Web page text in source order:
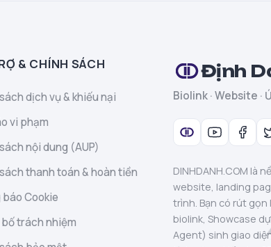
& CHÍNH SÁCH
dịch vụ & khiếu nại
vi phạm
nội dung (AUP)
thanh toán & hoàn tiền
Cookie
trách nhiệm
Định
Biolink · Website ·
DINHDANH.COM là
website, landing
trình. Bạn có rút gọn
biolink, Showcase
Agent) sinh giao